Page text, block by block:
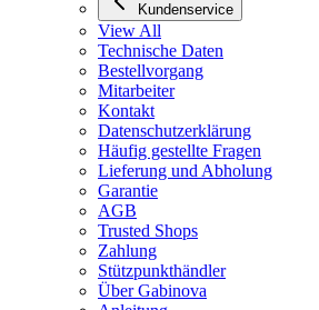
Kundenservice
View All
Technische Daten
Bestellvorgang
Mitarbeiter
Kontakt
Datenschutzerklärung
Häufig gestellte Fragen
Lieferung und Abholung
Garantie
AGB
Trusted Shops
Zahlung
Stützpunkthändler
Über Gabinova